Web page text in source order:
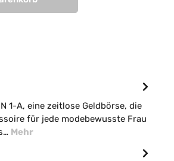
1-A, eine zeitlose Geldbörse, die
für jede modebewusste Frau
Mehr